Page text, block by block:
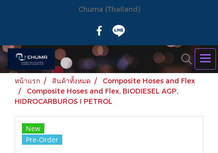
Chuma (Thailand)
หน้าแรก สินค้าทั้งหมด
Composite Hoses and Flex
Composite Hoses and Flex, BIODIESEL AGP,
HIDROCARBUROS I PETROL
New
Pre-Order